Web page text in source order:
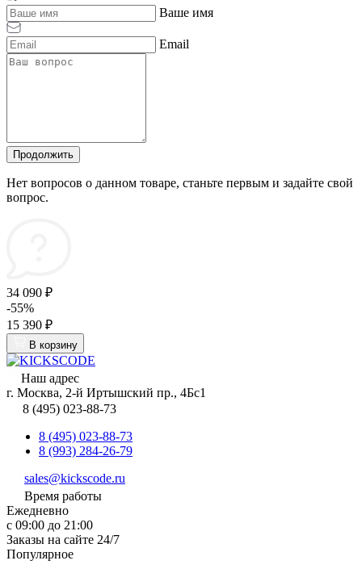
Ваше имя
Email
Продолжить
Нет вопросов о данном товаре, станьте первым и задайте свой
вопрос.
34 090 ₽
-55%
15 390 ₽
В корзину
Наш адрес
г. Москва, 2-й Иртышский пр., 4Бс1
8 (495) 023-88-73
8 (495) 023-88-73
8 (993) 284-26-79
sales@kickscode.ru
Время работы
Ежедневно
с 09:00 до 21:00
Заказы на сайте 24/7
Популярное